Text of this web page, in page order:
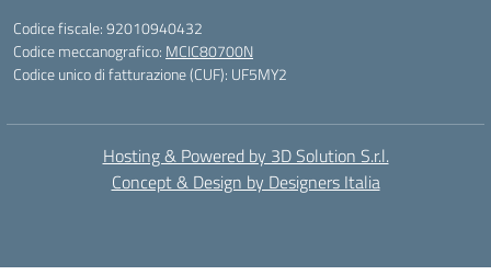
Codice fiscale: 92010940432
Codice meccanografico: MCIC80700N
Codice unico di fatturazione (CUF): UF5MY2
Hosting & Powered by 3D Solution S.r.l.
Concept & Design by Designers Italia